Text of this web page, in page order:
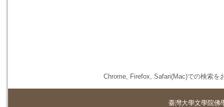
Chrome, Firefox, Safari(Mac)での検索を
臺灣大學文學院佛